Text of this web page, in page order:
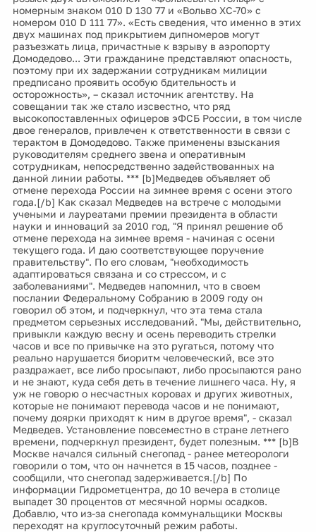
номерным знаком 010 D 130 77 и «Вольво XC-70» с
номером 010 D 111 77». «Есть сведения, что именно в этих
двух машинах под прикрытием дипномеров могут
разъезжать лица, причастные к взрыву в аэропорту
Домодедово... Эти гражданине представляют опасность,
поэтому при их задержании сотрудникам милиции
предписано проявить особую бдительность и
осторожность», – сказал источник агентству. На
совещании так же стало изсвестно, что ряд
высокопоставленных офицеров эФСБ России, в том числе
двое генералов, привлечен к ответственности в связи с
терактом в Домодедово. Также применены взыскания
руководителям среднего звена и оперативным
сотрудникам, непосредственно задействованных на
данной линии работы. *** [b]Медведев объявляет об
отмене перехода России на зимнее время с осени этого
года.[/b] Как сказал Медведев на встрече с молодыми
учеными и лауреатами премии президента в области
науки и инноваций за 2010 год, "Я принял решение об
отмене перехода на зимнее время - начиная с осени
текущего года. И даю соответствующее поручение
правительству". По его словам, "необходимость
адаптироваться связана и со стрессом, и с
заболеваниями". Медведев напомнил, что в своем
послании Федеральному Собранию в 2009 году он
говорил об этом, и подчеркнул, что эта тема стала
предметом серьезных исследований. "Мы, действительно,
привыкли каждую весну и осень переводить стрелки
часов и все по привычке на это ругаться, потому что
реально нарушается биоритм человеческий, все это
раздражает, все либо просыпают, либо просыпаются рано
и не знают, куда себя деть в течение лишнего часа. Ну, я
уж не говорю о несчастных коровах и других животных,
которые не понимают перевода часов и не понимают,
почему доярки приходят к ним в другое время", - сказал
Медведев. Установление повсеместно в стране летнего
времени, подчеркнул президент, будет полезным. *** [b]В
Москве начался сильный снегопад - ранее метеорологи
говорили о том, что он начнется в 15 часов, позднее -
сообщили, что снегопад задерживается.[/b] По
информации Гидрометцентра, до 10 вечера в столице
выпадет 30 процентов от месячной нормы осадков.
Добавлю, что из-за снегопада коммунальщики Москвы
переходят на круглосуточный режим работы.